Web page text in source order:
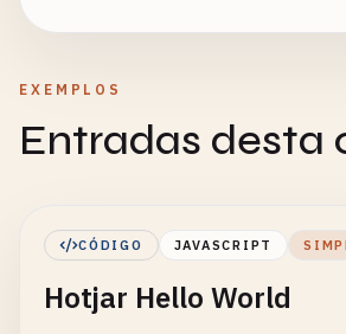
EXEMPLOS
Entradas desta
CÓDIGO JAVASCRIPT
Hotjar Hello World